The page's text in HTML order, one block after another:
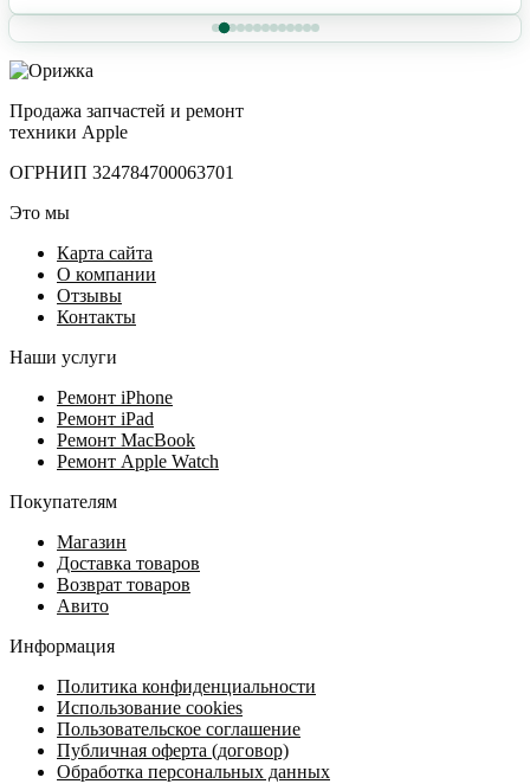
Продажа запчастей и ремонт
техники Apple
ОГРНИП 324784700063701
Это мы
Карта сайта
О компании
Отзывы
Контакты
Наши услуги
Ремонт iPhone
Ремонт iPad
Ремонт MacBook
Ремонт Apple Watch
Покупателям
Магазин
Доставка товаров
Возврат товаров
Авито
Информация
Политика конфиденциальности
Использование cookies
Пользовательское соглашение
Публичная оферта (договор)
Обработка персональных данных